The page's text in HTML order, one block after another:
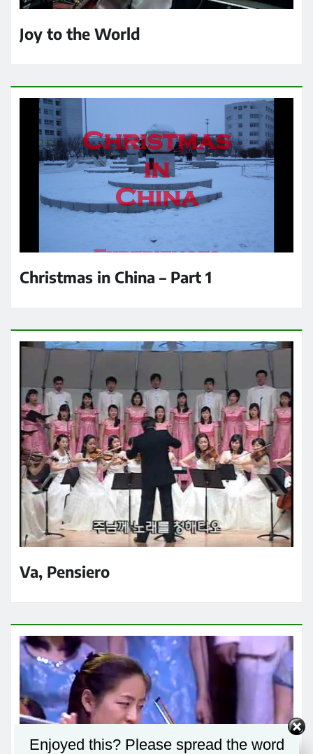
Joy to the World
Christmas in China – Part 1
Va, Pensiero
Enjoyed this? Please spread the word